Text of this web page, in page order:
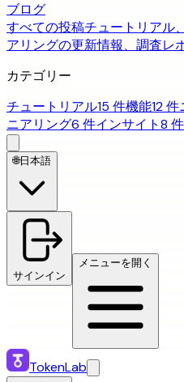
ブログ
すべての投稿チュートリアル
アリングの更新情報、調査レ
カテゴリー
チュートリアル15 件機能12 件
ニアリング6 件インサイト8 件
🌐日本語
サインイン
メニューを開く
TokenLab